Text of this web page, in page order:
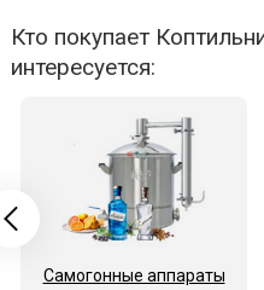
Кто покупает
интересуется:
Самогонные аппараты